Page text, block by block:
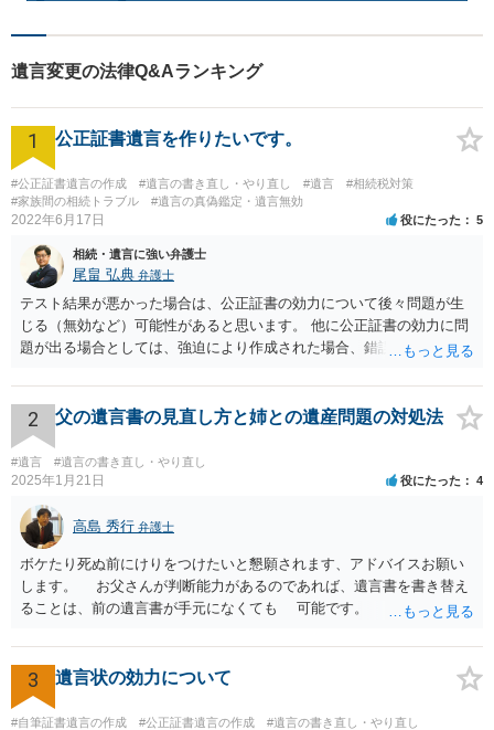
遺言変更の法律Q&Aランキング
1 公正証書遺言を作りたいです。
#公正証書遺言の作成 #遺言の書き直し・やり直し #遺言
#相続税対策
#家族間の相続トラブル
#遺言の真偽鑑定・遺言無効
2022年6月17日 役にたった 5
相続・遺言に強い弁護士
尾畠 弘典 弁護士
テスト結果が悪かった場合は、公正証書の効力について後々問題が生
じる（無効など）可能性があると思います。 他に公正証書の効力に問
題が出る場合としては、強迫により作成された場合、錯誤（勘違い）
すが、弁護士に作成を依頼する場合は、１０～数十万円程度になるケ
ースが多いと思います。 報酬体系は、弁護士ごとに異なりますので一
律の基準はありません。
2 父の遺言書の見直し方と姉との遺産問題の対処法
#遺言 #遺言の書き直し・やり直し
2025年1月21日 役にたった 4
高島 秀行 弁護士
ボケたり死ぬ前にけりをつけたいと懇願されます、アドバイスお願い
します。 お父さんが判断能力があるのであれば、遺言書を書き替え
ることは、前の遺言書が手元になくても 可能です。 将来遺言の効
してもらって 診断書を取得して、公証役場へ行って公正証書遺言を
作成するのがよいと思います。 将来争われることが見込まれること
から、弁護士に依頼して手続きを進めた方がよいと思います。
3 遺言状の効力について
#自筆証書遺言の作成 #公正証書遺言の作成 #遺言の書き直し・やり直し